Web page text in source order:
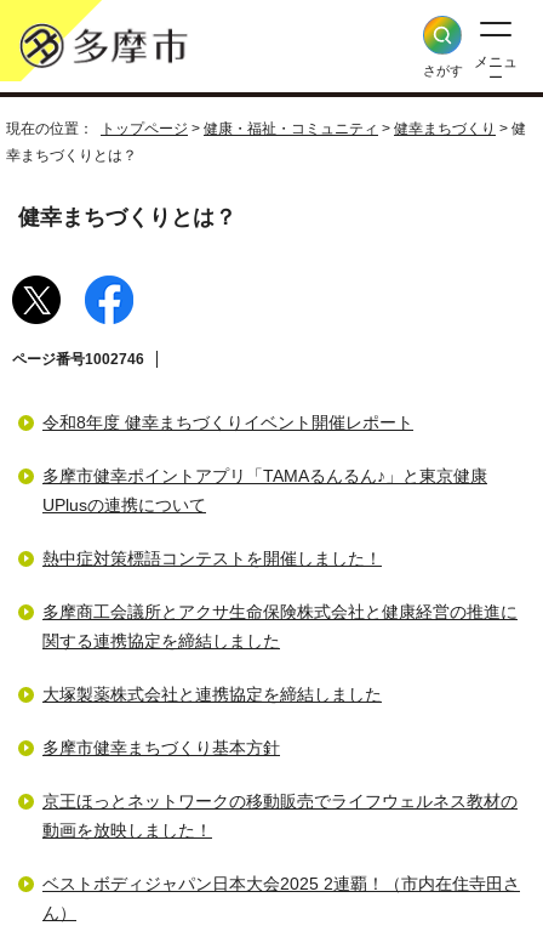
さがす
メニュ
ー
現在の位置： トップページ > 健康・福祉・コミュニティ > 健幸まちづくり > 健
幸まちづくりとは？
健幸まちづくりとは？
ページ番号1002746
令和8年度 健幸まちづくりイベント開催レポート
多摩市健幸ポイントアプリ「TAMAるんるん♪」と東京健康
UPlusの連携について
熱中症対策標語コンテストを開催しました！
多摩商工会議所とアクサ生命保険株式会社と健康経営の推進に
関する連携協定を締結しました
大塚製薬株式会社と連携協定を締結しました
多摩市健幸まちづくり基本方針
京王ほっとネットワークの移動販売でライフウェルネス教材の
動画を放映しました！
ベストボディジャパン日本大会2025 2連覇！（市内在住寺田さ
ん）